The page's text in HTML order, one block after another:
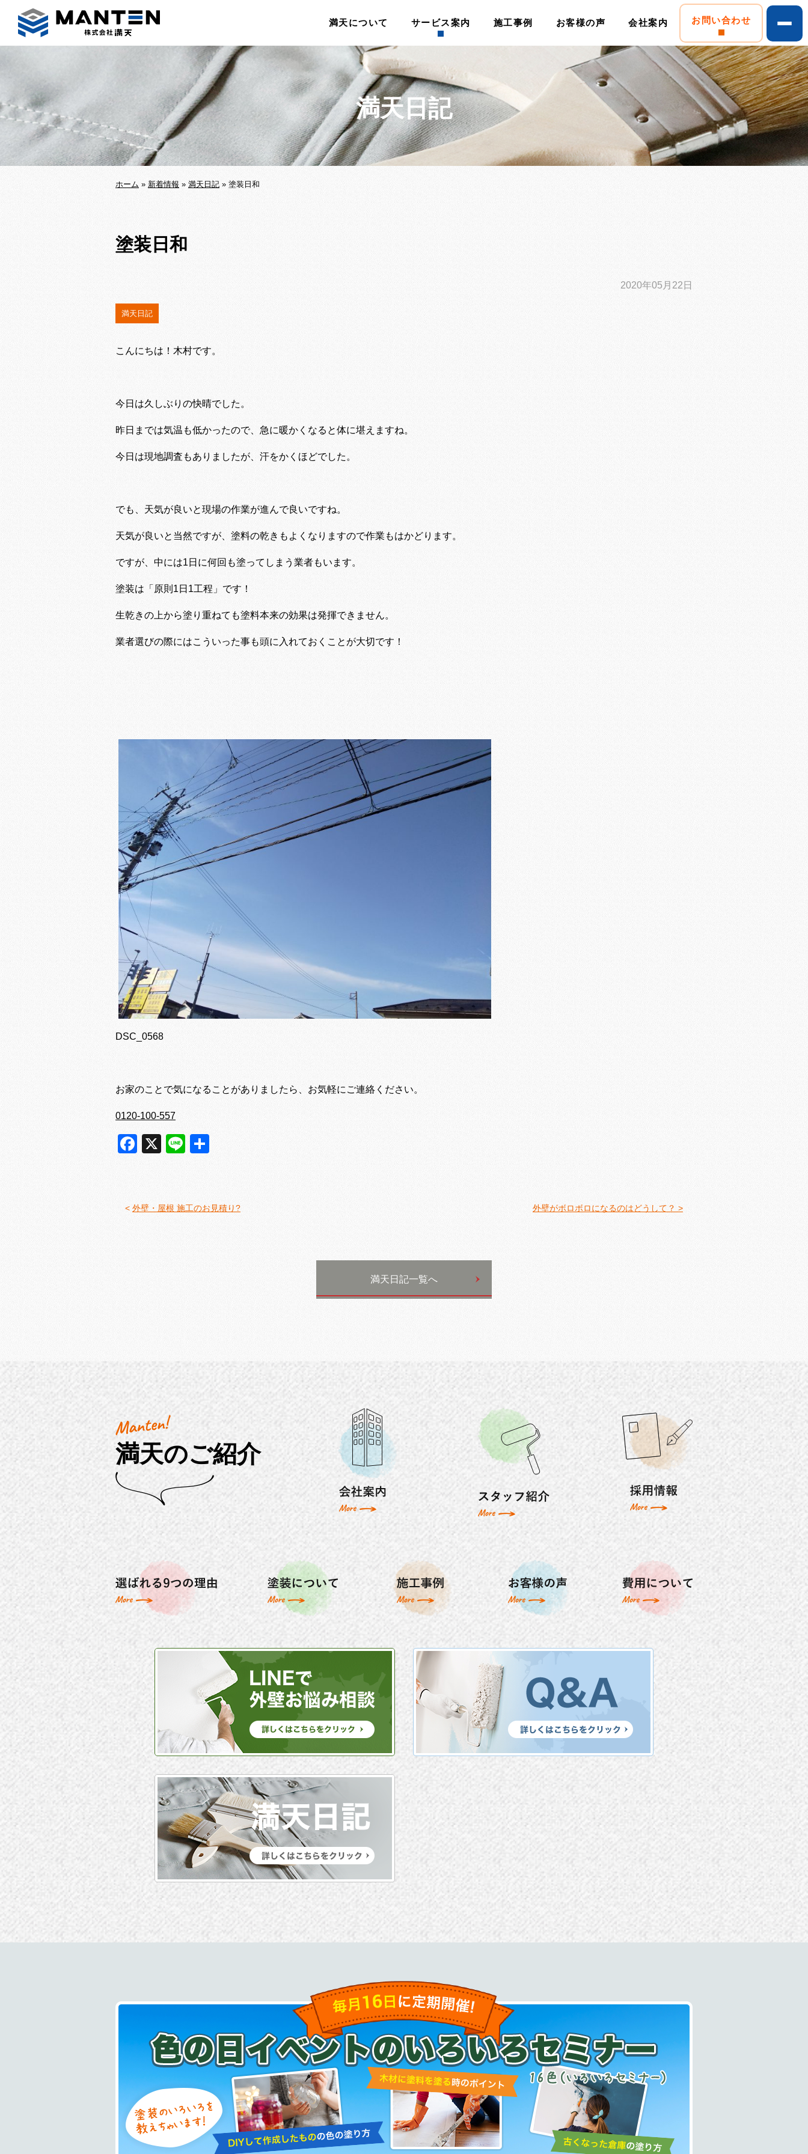
満天について サービス案内 施工事例 お客様の声 会社案内 お問い合わせ
満天日記
ホーム » 新着情報 » 満天日記 » 塗装日和
塗装日和
2020年05月22日
満天日記
こんにちは！木村です。
今日は久しぶりの快晴でした。
昨日までは気温も低かったので、急に暖かくなると体に堪えますね。
今日は現地調査もありましたが、汗をかくほどでした。
でも、天気が良いと現場の作業が進んで良いですね。
天気が良いと当然ですが、塗料の乾きもよくなりますので作業もはかどります。
ですが、中には1日に何回も塗ってしまう業者もいます。
塗装は「原則1日1工程」です！
生乾きの上から塗り重ねても塗料本来の効果は発揮できません。
業者選びの際にはこういった事も頭に入れておくことが大切です！
DSC_0568
お家のことで気になることがありましたら、お気軽にご連絡ください。
0120-100-557
Facebook
X Line
< 外壁・屋根 施工のお見積り? 外壁がボロボロになるのはどうして？ >
満天日記一覧へ
満天のご紹介